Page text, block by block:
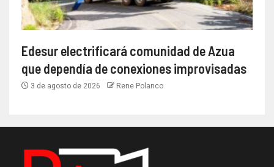
Edesur electrificará comunidad de Azua
que dependía de conexiones improvisadas
3 de agosto de 2026 Rene Polanco